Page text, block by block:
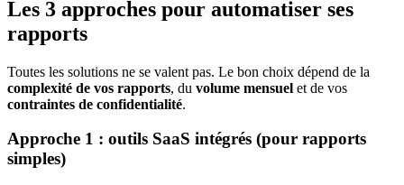
Les 3 approches pour automatiser ses
rapports
Toutes les solutions ne se valent pas. Le bon choix dépend de la
complexité de vos rapports, du volume mensuel et de vos
contraintes de confidentialité.
Approche 1 : outils SaaS intégrés (pour rapports
simples)